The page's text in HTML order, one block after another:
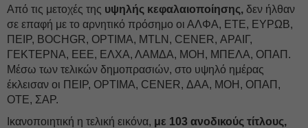
Από τις μετοχές της υψηλής κεφαλαιοποίησης, δεν ήλθαν
σε επαφή με το αρνητικό πρόσημο οι ΑΛΦΑ, ΕΤΕ, ΕΥΡΩΒ,
ΠΕΙΡ, BOCHGR, OPTIMA, MTLN, CENER, ΑΡΑΙΓ,
ΓΕΚΤΕΡΝΑ, ΕΕΕ, ΕΛΧΑ, ΛΑΜΔΑ, ΜΟΗ, ΜΠΕΛΑ, ΟΠΑΠ.
Μέσω των τελικών δημοπρασιών, στο υψηλό ημέρας
έκλεισαν οι ΠΕΙΡ, OPTIMA, CENER, ΔΑΑ, ΜΟΗ, ΟΠΑΠ,
ΟΤΕ, ΣΑΡ.
Ικανοποιητική η τελική εικόνα, με 103 ανοδικούς τίτλους,